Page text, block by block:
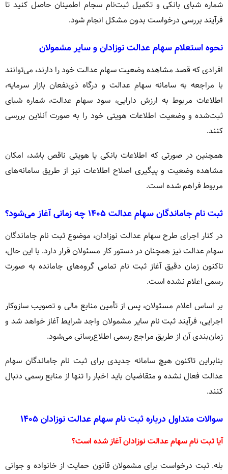
شماره شبای بانکی و تکمیل ثبت‌نام سجام اطمینان حاصل کنید تا
فرآیند بررسی درخواست بدون مشکل انجام شود.
نحوه استعلام سهام عدالت نوزادان و سایر مشمولان
افرادی که قصد مشاهده وضعیت سهام عدالت خود را دارند، می‌توانند
با مراجعه به سامانه سهام عدالت و درگاه ذی‌نفعان بازار سرمایه،
اطلاعات مربوط به ارزش دارایی، سود سهام عدالت، شماره شبای
ثبت‌شده و وضعیت اطلاعات هویتی خود را به صورت آنلاین بررسی
کنند.
همچنین در صورتی که اطلاعات بانکی یا هویتی ناقص باشد، امکان
مشاهده وضعیت و پیگیری اصلاح اطلاعات نیز از طریق سامانه‌های
مربوط فراهم شده است.
ثبت نام جاماندگان سهام عدالت ۱۴۰۵ چه زمانی آغاز می‌شود؟
در کنار اجرای طرح سهام عدالت نوزادان، موضوع ثبت نام جاماندگان
سهام عدالت نیز همچنان در دستور کار مسئولان قرار دارد. با این حال،
تاکنون زمان دقیق آغاز ثبت نام تمامی گروه‌های جامانده به صورت
رسمی اعلام نشده است.
بر اساس اعلام مسئولان، پس از تأمین منابع مالی و تصویب سازوکار
اجرایی، فرآیند ثبت نام سایر مشمولان واجد شرایط آغاز خواهد شد و
زمان‌بندی آن از طریق مراجع رسمی اطلاع‌رسانی می‌شود.
بنابراین تاکنون هیچ سامانه جدیدی برای ثبت نام جاماندگان سهام
عدالت فعال نشده و متقاضیان باید اخبار را تنها از منابع رسمی دنبال
کنند.
سوالات متداول درباره ثبت نام سهام عدالت نوزادان ۱۴۰۵
آیا ثبت نام سهام عدالت نوزادان آغاز شده است؟
بله. ثبت درخواست برای مشمولان قانون حمایت از خانواده و جوانی